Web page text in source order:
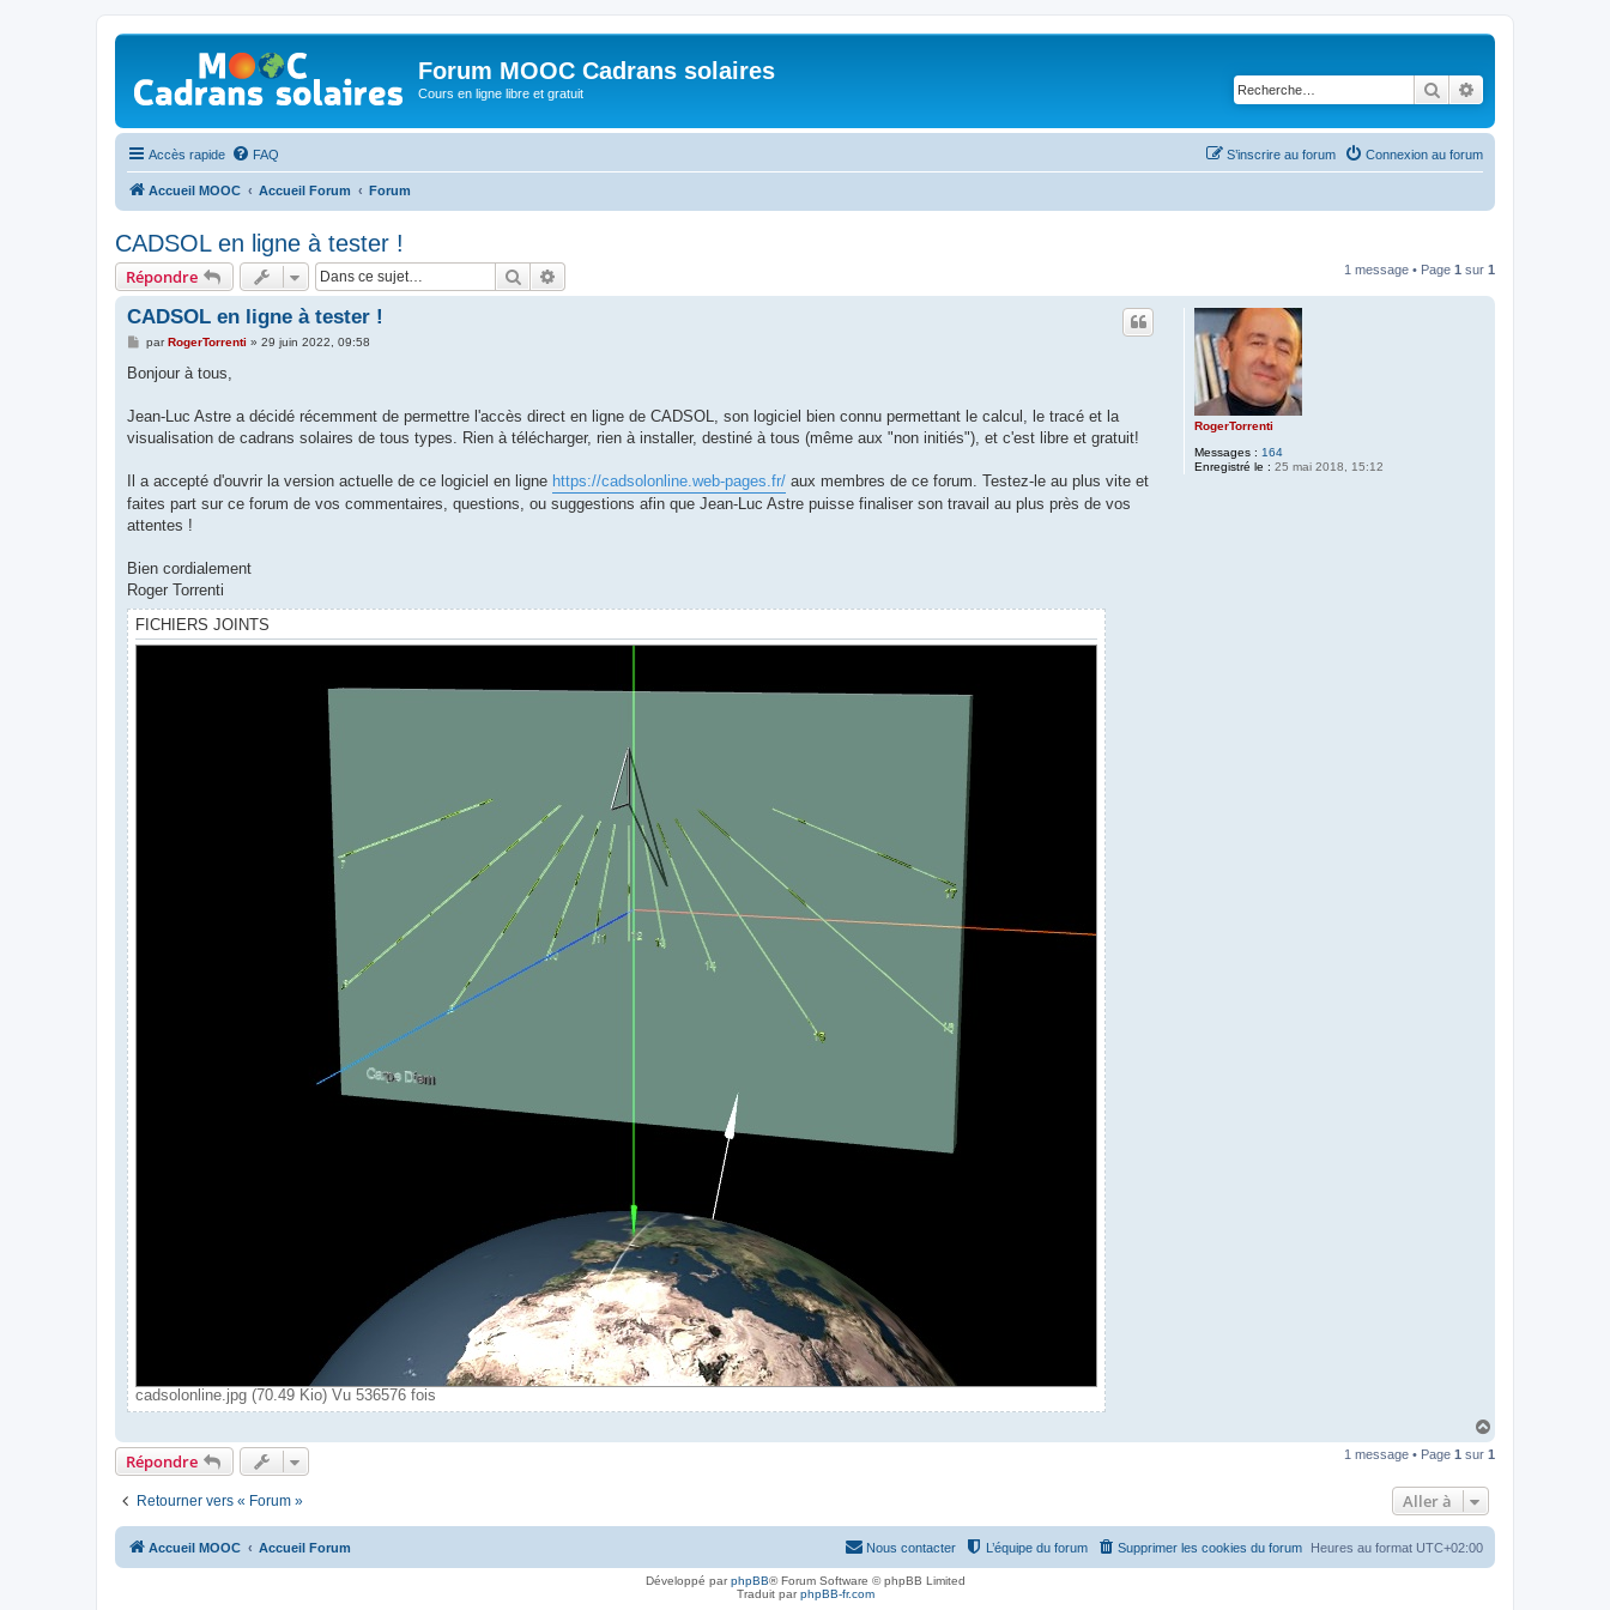
Forum MOOC Cadrans solaires
Cours en ligne libre et gratuit Rechercher
Accès rapide FAQ Connexion au forum
S’inscrire au forum
Accueil MOOC Accueil Forum Forum
CADSOL en ligne à tester !
Répondre Rechercher 1 message • Page 1 sur 1
RogerTorrenti
Messages : 164
Enregistré le : 25 mai 2018, 15:12
CADSOL en ligne à tester !
M
s
g
parRogerTorrenti » 29 juin 2022, 09:58
Bonjour à tous,
Jean-Luc Astre a décidé récemment de permettre l'accès direct en ligne de CADSOL, son logiciel bien connu permettant le calcul, le tracé et la
visualisation de cadrans solaires de tous types. Rien à télécharger, rien à installer, destiné à tous (même aux "non initiés"), et c'est libre et gratuit!
Il a accepté d'ouvrir la version actuelle de ce logiciel en ligne https://cadsolonline.web-pages.fr/ aux membres de ce forum. Testez-le au plus vite et
faites part sur ce forum de vos commentaires, questions, ou suggestions afin que Jean-Luc Astre puisse finaliser son travail au plus près de vos
attentes !
Bien cordialement
Roger Torrenti
FICHIERS JOINTS
cadsolonline.jpg (70.49 Kio) Vu 536576 fois
u
Répondre 1 message • Page 1 sur 1
Retourner vers « Forum » Aller à
Accueil MOOC Accueil Forum Heures au format UTC+02:00
Supprimer les cookies du forum
L’équipe du forum
Nous contacter
Développé parphpBB® Forum Software © phpBB Limited
Traduit parphpBB-fr.com